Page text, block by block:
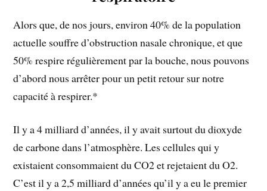
Alors que, de nos jours, environ 40% de la population
actuelle souffre d’obstruction nasale chronique, et que
50% respire régulièrement par la bouche, nous pouvons
d’abord nous arrêter pour un petit retour sur notre
capacité à respirer.*
Il y a 4 milliard d’années, il y avait surtout du dioxyde
de carbone dans l’atmosphère. Les cellules qui y
existaient consommaient du CO2 et rejetaient du O2.
C’est il y a 2,5 milliard d’années qu’il y a eu le premier